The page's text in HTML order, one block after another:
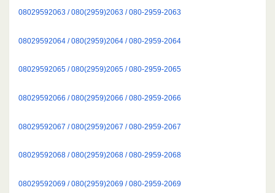
08029592063 / 080(2959)2063 / 080-2959-2063
08029592064 / 080(2959)2064 / 080-2959-2064
08029592065 / 080(2959)2065 / 080-2959-2065
08029592066 / 080(2959)2066 / 080-2959-2066
08029592067 / 080(2959)2067 / 080-2959-2067
08029592068 / 080(2959)2068 / 080-2959-2068
08029592069 / 080(2959)2069 / 080-2959-2069